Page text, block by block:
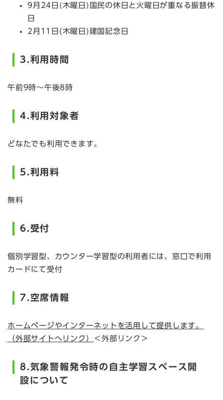
9月24日(木曜日)国民の休日と火曜日が重なる振替休
日
2月11日(木曜日)建国記念日
3.利用時間
午前9時～午後8時
4.利用対象者
どなたでも利用できます。
5.利用料
無料
6.受付
個別学習型、カウンター学習型の利用者には、窓口で利用
カードにて受付
7.空席情報
ホームページやインターネットを活用して提供します。
（外部サイトへリンク）
＜外部リンク＞
8.気象警報発令時の自主学習スペース開
設について